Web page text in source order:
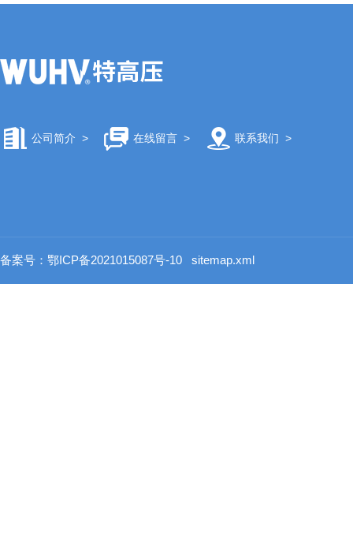
公司简介 > 在线留言> 联系我们 >
备案号：鄂ICP备2021015087号-10 sitemap.xml